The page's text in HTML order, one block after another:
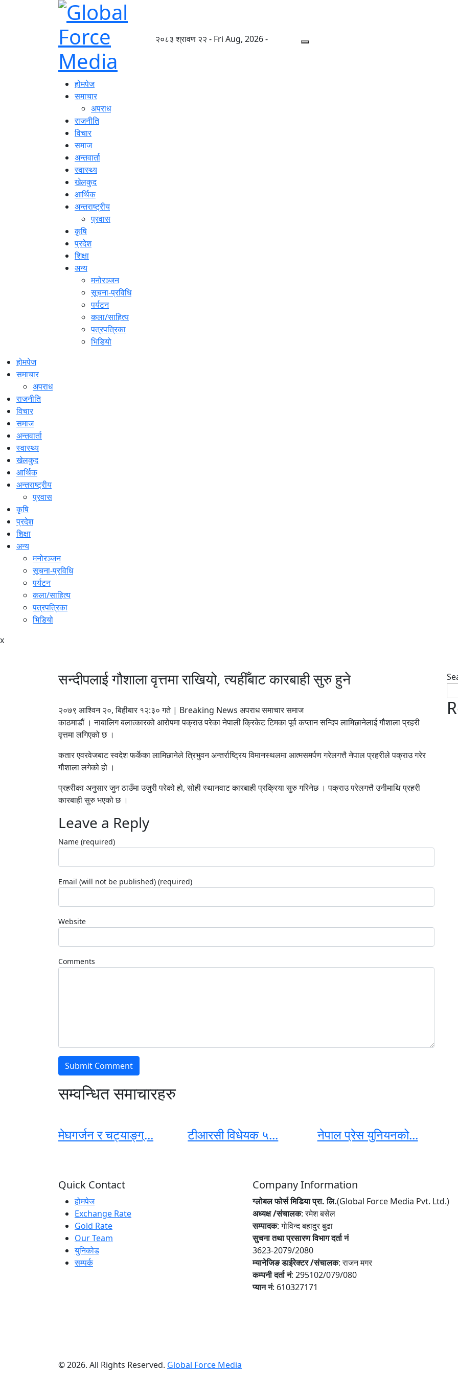
२०८३ श्रावण २२ - Fri Aug, 2026 -
होमपेज
समाचार
अपराध
राजनीति
विचार
समाज
अन्तवार्ता
स्वास्थ्य
खेलकुद
आर्थिक
अन्तराष्ट्रीय
प्रवास
कृषि
प्रदेश
शिक्षा
अन्य
मनोरञ्जन
सूचना-प्रविधि
पर्यटन
कला/साहित्य
पत्रपत्रिका
भिडियो
होमपेज
समाचार
अपराध
राजनीति
विचार
समाज
अन्तवार्ता
स्वास्थ्य
खेलकुद
आर्थिक
अन्तराष्ट्रीय
प्रवास
कृषि
प्रदेश
शिक्षा
अन्य
मनोरञ्जन
सूचना-प्रविधि
पर्यटन
कला/साहित्य
पत्रपत्रिका
भिडियो
x
सन्दीपलाई गौशाला वृत्तमा राखियो, त्यहीँबाट कारबाही सुरु हुने
२०७९ आश्विन २०, बिहीबार १२:३० गते | Breaking News अपराध समाचार समाज
काठमाडौं । नाबालिग बलात्कारको आरोपमा पक्राउ परेका नेपाली क्रिकेट टिमका पूर्व कप्तान सन्दिप लामिछानेलाई गौशाला प्रहरी
वृत्तमा लगिएको छ ।
कतार एवरवेजबाट स्वदेश फर्केका लामिछानेले त्रिभुवन अन्तर्राष्ट्रिय विमानस्थलमा आत्मसमर्पण गरेलगत्तै नेपाल प्रहरीले पक्राउ गरेर
गौशाला लगेको हो ।
प्रहरीका अनुसार जुन ठाउँमा उजुरी परेको हो, सोही स्थानवाट कारबाही प्रक्रिया सुरु गरिनेछ । पक्राउ परेलगत्तै उनीमाथि प्रहरी
कारबाही सुरु भएको छ ।
Leave a Reply
Name (required)
Email (will not be published) (required)
Website
Comments
सम्वन्धित समाचारहरु
मेघगर्जन र चट्याङ्ग्... टीआरसी विधेयक ५... नेपाल प्रेस युनियनको...
Quick Contact
होमपेज
Exchange Rate
Gold Rate
Our Team
युनिकोड
सम्पर्क
Company Information
ग्लोबल फोर्स मिडिया प्रा. लि.(Global Force Media Pvt. Ltd.)
अध्यक्ष /संचालक: रमेश बसेल
सम्पादक: गोविन्द बहादुर बुढा
सुचना तथा प्रसारण विभाग दर्ता नं
3623-2079/2080
म्यानेजिङ डाईरेक्टर /संचालक: राजन मगर
कम्पनी दर्ता नं: 295102/079/080
प्यान नं: 610327171
© 2026. All Rights Reserved. Global Force Media